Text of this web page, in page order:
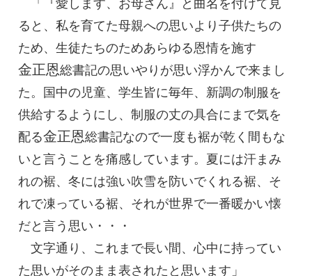
「『愛します、お母さん』と曲名を付けて見
ると、私を育てた母親への思いより子供たちの
ため、生徒たちのためあらゆる恩情を施す
金正恩総書記の思いやりが思い浮かんで来まし
た。国中の児童、学生皆に毎年、新調の制服を
供給するようにし、制服の丈の具合にまで気を
配る金正恩総書記なので一度も裾が乾く間もな
いと言うことを痛感しています。夏には汗まみ
れの裾、冬には強い吹雪を防いでくれる裾、そ
れで凍っている裾、それが世界で一番暖かい懐
だと言う思い・・・
文字通り、これまで長い間、心中に持ってい
た思いがそのまま表されたと思います」